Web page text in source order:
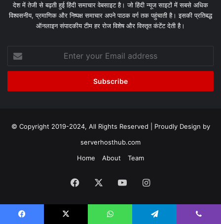
देश में तेजी से बढ़ती हुई हिंदी समाचार वेबसाइट है। जो हिंदी न्यूज साइटों में सबसे अधिक
विश्वसनीय, प्रमाणिक और निष्पक्ष समाचार अपने पाठक वर्ग तक पहुंचाती है। इसकी प्रतिबद्ध
ऑनलाइन संपादकीय टीम हर रोज विशेष और विस्तृत कंटेंट देती है।
your
Email
© Copyright 2019-2024, All Rights Reserved | Proudly Design by
serverhosthub.com
Home
About Team
Facebook YouTubeInstagram